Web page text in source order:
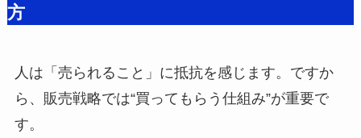
方
人は「売られること」に抵抗を感じます。ですか
ら、販売戦略では“買ってもらう仕組み”が重要で
す。